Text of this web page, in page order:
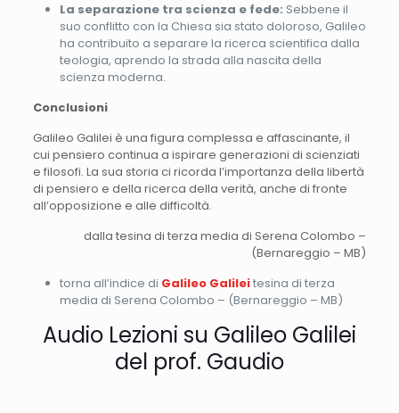
La separazione tra scienza e fede: Sebbene il
suo conflitto con la Chiesa sia stato doloroso, Galileo
ha contribuito a separare la ricerca scientifica dalla
teologia, aprendo la strada alla nascita della
scienza moderna.
Conclusioni
Galileo Galilei è una figura complessa e affascinante, il
cui pensiero continua a ispirare generazioni di scienziati
e filosofi. La sua storia ci ricorda l’importanza della libertà
di pensiero e della ricerca della verità, anche di fronte
all’opposizione e alle difficoltà.
dalla tesina di terza media di Serena Colombo –
(Bernareggio – MB)
torna all’indice di Galileo Galileitesina di terza
media di Serena Colombo – (Bernareggio – MB)
Audio Lezioni su Galileo Galilei
del prof. Gaudio